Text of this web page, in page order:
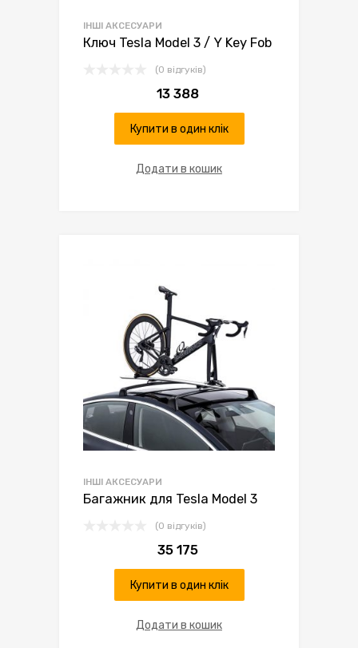
ІНШІ АКСЕСУАРИ
Ключ Tesla Model 3 / Y Key Fob
(0 відгуків)
13 388
Купити в один клік
Додати в кошик
ІНШІ АКСЕСУАРИ
Багажник для Tesla Model 3
(0 відгуків)
35 175
Купити в один клік
Додати в кошик